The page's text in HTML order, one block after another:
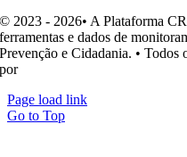
© 2023 - 2026• A Plataforma
ferramentas e dados de
Prevenção e Cidadania. • Todos
por
Page load link
Go to Top